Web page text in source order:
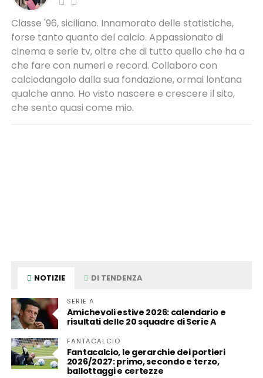
Classe '96, siciliano. Innamorato delle statistiche,
forse tanto quanto del calcio. Appassionato di
cinema e serie tv, oltre che di tutto quello che ha a
che fare con numeri e record. Collaboro con
calciodangolo dalla sua fondazione, ormai lontana
qualche anno. Ho visto nascere e crescere il sito,
che sento quasi come mio.
NOTIZIE DI TENDENZA
SERIE A
Amichevoli estive 2026: calendario e
risultati delle 20 squadre di Serie A
FANTACALCIO
Fantacalcio, le gerarchie dei portieri
2026/2027: primo, secondo e terzo,
ballottaggi e certezze